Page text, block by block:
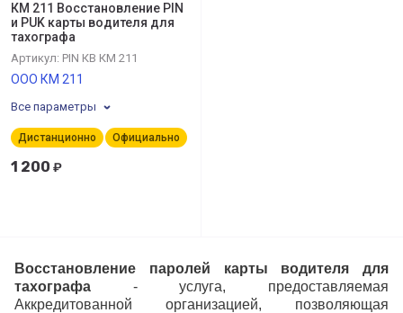
КМ 211 Восстановление PIN
и PUK карты водителя для
тахографа
Артикул: PIN КВ КМ 211
ООО КМ 211
Все параметры
Дистанционно Официально
1 200 ₽
Восстановление паролей карты водителя для
тахографа - услуга, предоставляемая
Аккредитованной организацией, позволяющая